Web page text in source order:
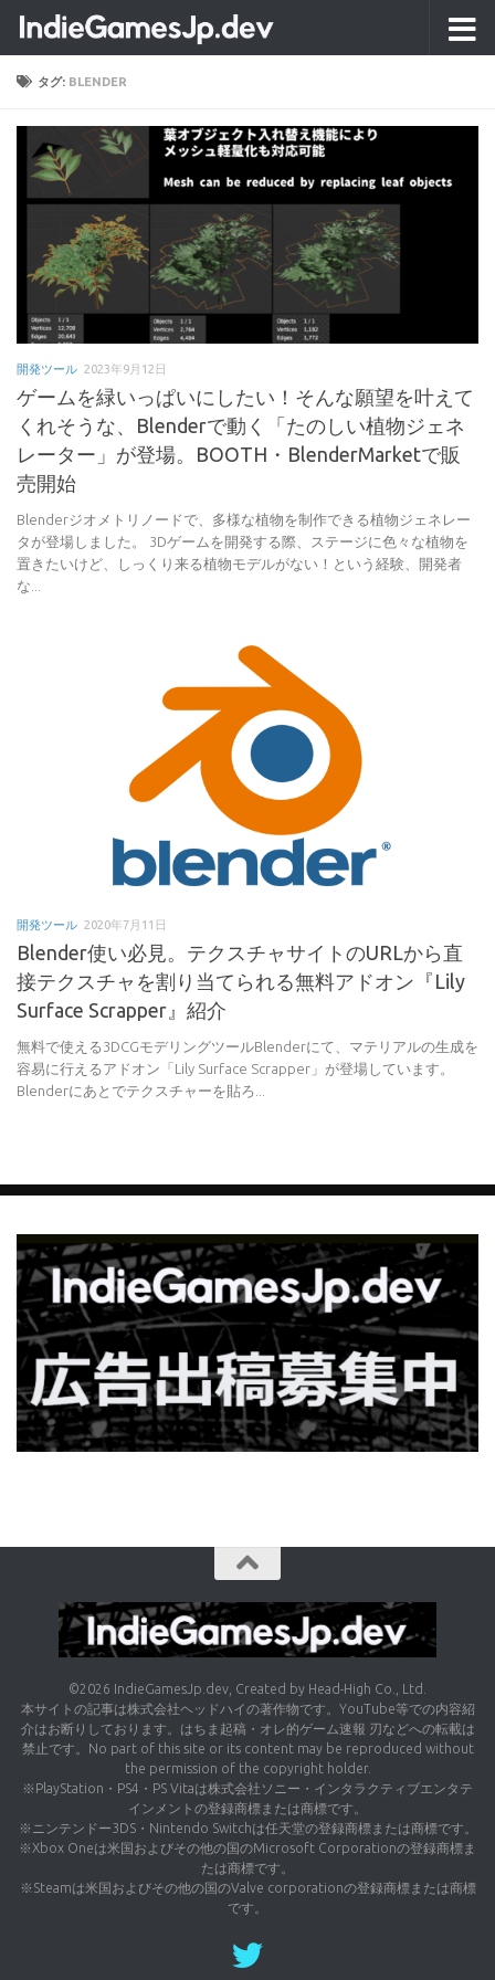
コンテンツへスキップ
タグ: BLENDER
開発ツール 2023年9月12日
ゲームを緑いっぱいにしたい！そんな願望を叶えて
くれそうな、Blenderで動く「たのしい植物ジェネ
レーター」が登場。BOOTH・BlenderMarketで販
売開始
Blenderジオメトリノードで、多様な植物を制作できる植物ジェネレー
タが登場しました。 3Dゲームを開発する際、ステージに色々な植物を
置きたいけど、しっくり来る植物モデルがない！という経験、開発者
な...
開発ツール 2020年7月11日
Blender使い必見。テクスチャサイトのURLから直
接テクスチャを割り当てられる無料アドオン『Lily
Surface Scrapper』紹介
無料で使える3DCGモデリングツールBlenderにて、マテリアルの生成を
容易に行えるアドオン「Lily Surface Scrapper」が登場しています。
Blenderにあとでテクスチャーを貼ろ...
©2026 IndieGamesJp.dev, Created by Head-High Co., Ltd.
本サイトの記事は株式会社ヘッドハイの著作物です。YouTube等での内容紹
介はお断りしております。はちま起稿・オレ的ゲーム速報 刃などへの転載は
禁止です。No part of this site or its content may be reproduced without
the permission of the copyright holder.
※PlayStation・PS4・PS Vitaは株式会社ソニー・インタラクティブエンタテ
インメントの登録商標または商標です。
※ニンテンドー3DS・Nintendo Switchは任天堂の登録商標または商標です。
※Xbox Oneは米国およびその他の国のMicrosoft Corporationの登録商標ま
たは商標です。
※Steamは米国およびその他の国のValve corporationの登録商標または商標
です。